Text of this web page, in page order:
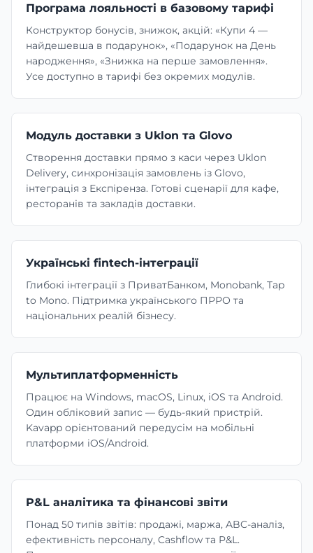
Програма лояльності в базовому тарифі
Конструктор бонусів, знижок, акцій: «Купи 4 —
найдешевша в подарунок», «Подарунок на День
народження», «Знижка на перше замовлення».
Усе доступно в тарифі без окремих модулів.
Модуль доставки з Uklon та Glovo
Створення доставки прямо з каси через Uklon
Delivery, синхронізація замовлень із Glovo,
інтеграція з Експіренза. Готові сценарії для кафе,
ресторанів та закладів доставки.
Українські fintech-інтеграції
Глибокі інтеграції з ПриватБанком, Monobank, Tap
to Mono. Підтримка українського ПРРО та
національних реалій бізнесу.
Мультиплатформенність
Працює на Windows, macOS, Linux, iOS та Android.
Один обліковий запис — будь-який пристрій.
Kavapp орієнтований передусім на мобільні
платформи iOS/Android.
P&L аналітика та фінансові звіти
Понад 50 типів звітів: продажі, маржа, ABC-аналіз,
ефективність персоналу, Cashflow та P&L.